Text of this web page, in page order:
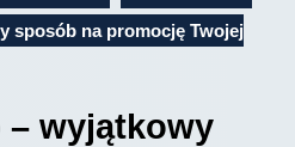
sposób na promocję Twojej
wyjątkowy